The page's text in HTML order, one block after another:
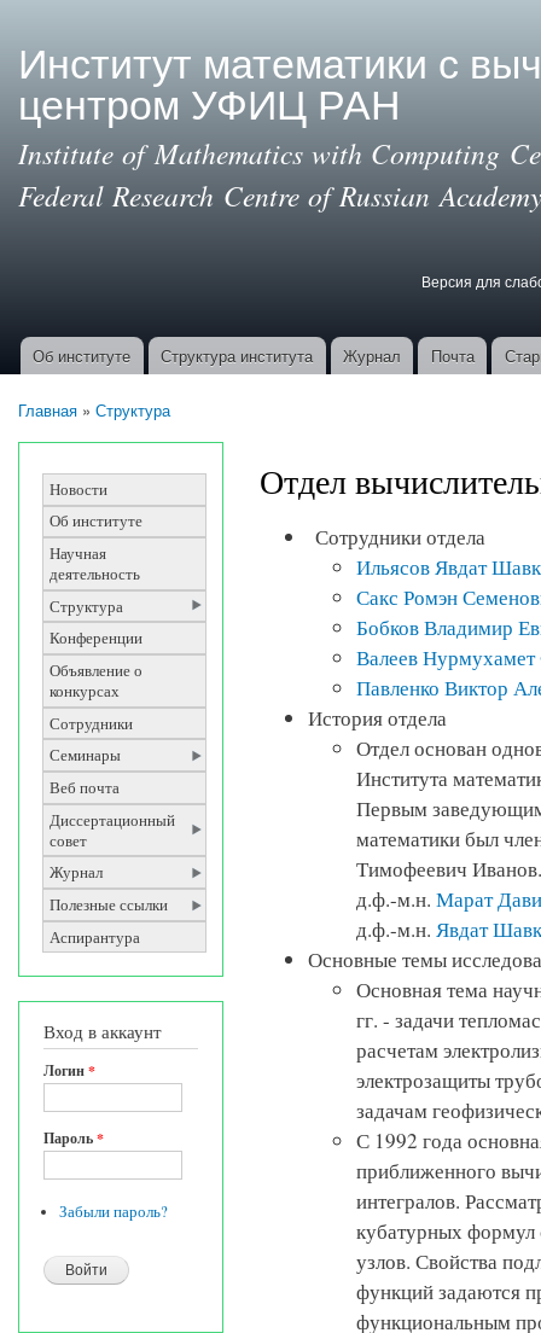
Институт математики с
центром УФИЦ РАН
Institute of Mathematics with Computing
Federal Research Centre of Russian
Версия для
Основные ссылки
Об институте Структура института Журнал Почта
Главная » Структура
Новости
Об институте
Научная
деятельность
Структура
Конференции
Объявление о
конкурсах
Сотрудники
Семинары
Веб почта
Диссертационный
совет
Журнал
Полезные ссылки
Аспирантура
Вход в аккаунт
Логин*
Пароль*
Забыли пароль?
Отдел
Сотрудники отдела
Ильясов Явдат
Сакс Ромэн
Бобков Владимир
Валеев
Павленко Виктор
История отдела
Отдел основан
Института
Первым
математики был
Тимофеевич Иванов.
д.ф.-м.н. Марат
д.ф.-м.н. Явдат
Основные темы
Основная тема
гг. - задачи
расчетам
электрозащиты
задачам
С 1992 года
приближенного
интегралов.
кубатурных
узлов. Свойства
функций задаются
функциональным